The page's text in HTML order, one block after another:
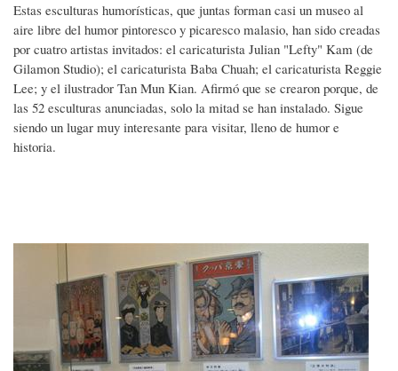
Estas esculturas humorísticas, que juntas forman casi un museo al
aire libre del humor pintoresco y picaresco malasio, han sido creadas
por cuatro artistas invitados: el caricaturista Julian "Lefty" Kam (de
Gilamon Studio); el caricaturista Baba Chuah; el caricaturista Reggie
Lee; y el ilustrador Tan Mun Kian. Afirmó que se crearon porque, de
las 52 esculturas anunciadas, solo la mitad se han instalado. Sigue
siendo un lugar muy interesante para visitar, lleno de humor e
historia.